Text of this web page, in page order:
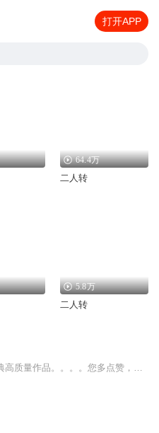
打开APP
64.4万
二人转
5.8万
二人转